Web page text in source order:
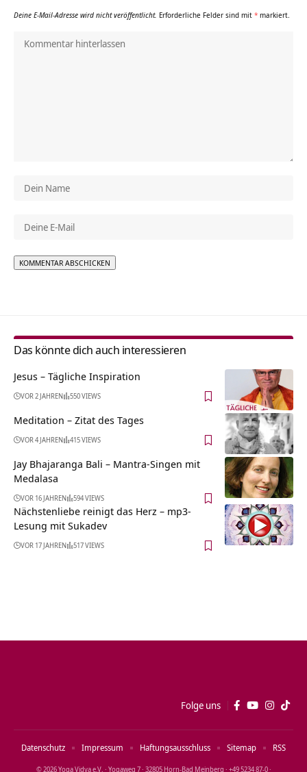
Deine E-Mail-Adresse wird nicht veröffentlicht. Erforderliche Felder sind mit * markiert.
Das könnte dich auch interessieren
Jesus – Tägliche Inspiration
VOR 2 JAHREN 550 VIEWS
Meditation – Zitat des Tages
VOR 4 JAHREN 415 VIEWS
Jay Bhajaranga Bali – Mantra-Singen mit
Medalasa
VOR 16 JAHREN 594 VIEWS
Nächstenliebe reinigt das Herz – mp3-
Lesung mit Sukadev
VOR 17 JAHREN 517 VIEWS
Folge uns
© 2026 Yoga Vidya e.V. · Yogaweg 7 · 32805 Horn‑Bad Meinberg · +49 5234 87‑0 ·
Datenschutz Impressum Haftungsausschluss Sitemap RSS